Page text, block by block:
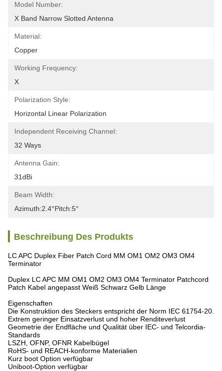
Model Number:
X Band Narrow Slotted Antenna
Material:
Copper
Working Frequency:
X
Polarization Style:
Horizontal Linear Polarization
Independent Receiving Channel:
32 Ways
Antenna Gain:
31dBi
Beam Width:
Azimuth:2.4°pitch:5°
Beschreibung Des Produkts
LC APC Duplex Fiber Patch Cord MM OM1 OM2 OM3 OM4
Terminator
Duplex LC APC MM OM1 OM2 OM3 OM4 Terminator Patchcord
Patch Kabel angepasst Weiß Schwarz Gelb Länge
Eigenschaften
Die Konstruktion des Steckers entspricht der Norm IEC 61754-20.
Extrem geringer Einsatzverlust und hoher Renditeverlust
Geometrie der Endfläche und Qualität über IEC- und Telcordia-
Standards
LSZH, OFNP, OFNR Kabelbügel
RoHS- und REACH-konforme Materialien
Kurz boot Option verfügbar
Uniboot-Option verfügbar